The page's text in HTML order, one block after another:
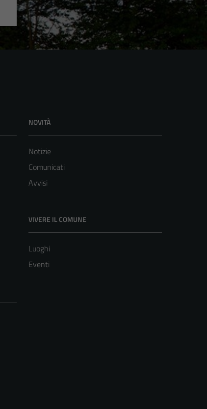
NOVITÀ
Notizie
Comunicati
Avvisi
VIVERE IL COMUNE
Luoghi
Eventi